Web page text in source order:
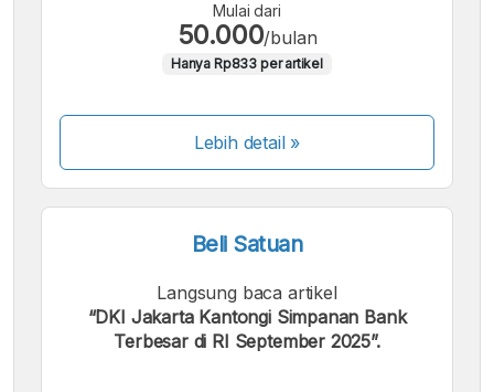
Mulai dari
50.000/bulan
Hanya Rp833 per artikel
Lebih detail »
Beli Satuan
Langsung baca artikel
“DKI Jakarta Kantongi Simpanan Bank
Terbesar di RI September 2025”.
Kami menerima pembayaran berikut: